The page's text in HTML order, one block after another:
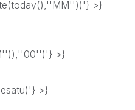
>}
>}
>}